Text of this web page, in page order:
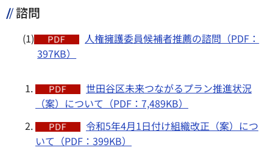
諮問
(1)
人権擁護委員候補者推薦の諮問（PDF：
397KB）
世田谷区未来つながるプラン推進状況
（案）について（PDF：7,489KB）
令和5年4月1日付け組織改正（案）につ
いて（PDF：399KB）